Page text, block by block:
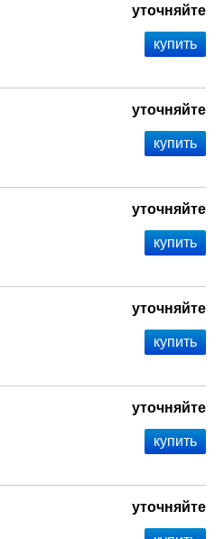
уточняйте
уточняйте
уточняйте
уточняйте
уточняйте
уточняйте